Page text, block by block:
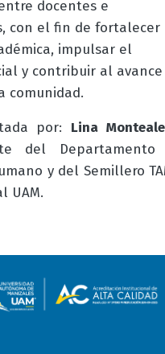
docentes e
con el fin de fortalecer
impulsar el
y contribuir al avance
comunidad.
por: Lina
del Departamento
y del Semillero
UAM.